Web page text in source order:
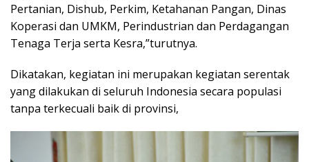
Pertanian, Dishub, Perkim, Ketahanan Pangan, Dinas
Koperasi dan UMKM, Perindustrian dan Perdagangan
Tenaga Terja serta Kesra,”turutnya.
Dikatakan, kegiatan ini merupakan kegiatan serentak
yang dilakukan di seluruh Indonesia secara populasi
tanpa terkecuali baik di provinsi,